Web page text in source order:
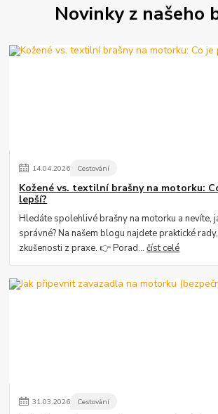
Novinky z našeho
14.04.2026 Cestování
Kožené vs. textilní brašny na motorku:
lepší?
Hledáte spolehlivé brašny na motorku a nevíte,
správné? Na našem blogu najdete praktické
zkušenosti z praxe. 👉 Porad...číst celé
31.03.2026 Cestování